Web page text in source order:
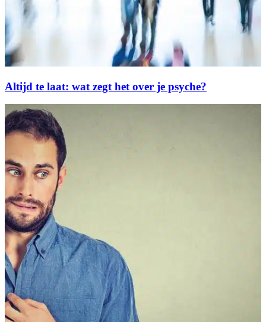
Altijd te laat: wat zegt het over je psyche?